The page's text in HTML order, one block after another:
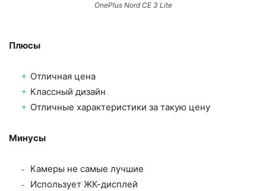
OnePlus Nord CE 3 Lite
Плюсы
Отличная цена
Классный дизайн
Отличные характеристики за такую цену
Минусы
Камеры не самые лучшие
Использует ЖК-дисплей